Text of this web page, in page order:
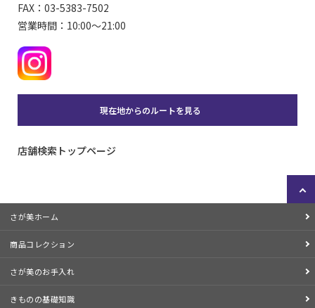
FAX：03-5383-7502
営業時間：10:00〜21:00
現在地からのルートを見る
店舗検索トップページ
さが美ホーム
商品コレクション
さが美のお手入れ
きものの基礎知識